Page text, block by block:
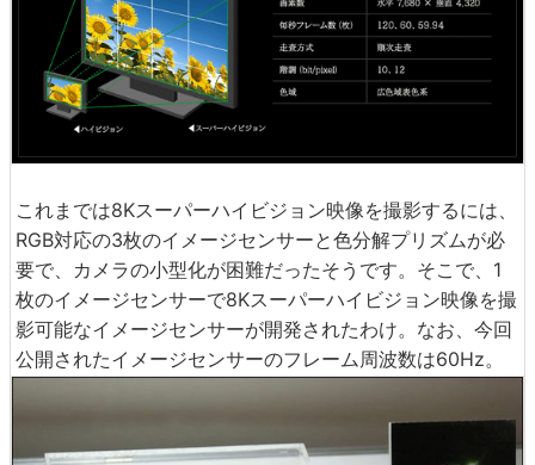
これまでは8Kスーパーハイビジョン映像を撮影するには、
RGB対応の3枚のイメージセンサーと色分解プリズムが必
要で、カメラの小型化が困難だったそうです。そこで、1
枚のイメージセンサーで8Kスーパーハイビジョン映像を撮
影可能なイメージセンサーが開発されたわけ。なお、今回
公開されたイメージセンサーのフレーム周波数は60Hz。